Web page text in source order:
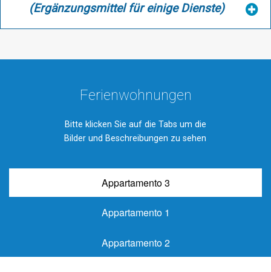
(Ergänzungsmittel für einige Dienste)
Ferienwohnungen
Bitte klicken Sie auf die Tabs um die
Bilder und Beschreibungen zu sehen
Appartamento 3
Appartamento 1
Appartamento 2